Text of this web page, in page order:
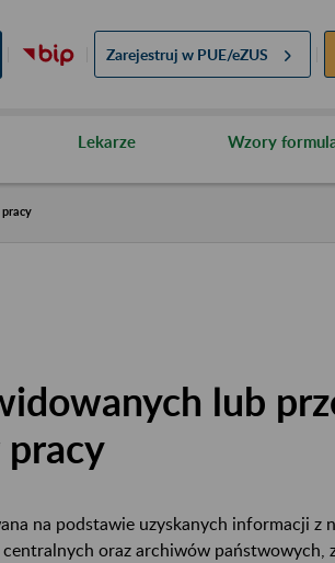
Zarejestruj w PUE/eZUS
Lekarze Wzory
pracy
lub
pracy
na podstawie uzyskanych informacji z
oraz archiwów państwowych,